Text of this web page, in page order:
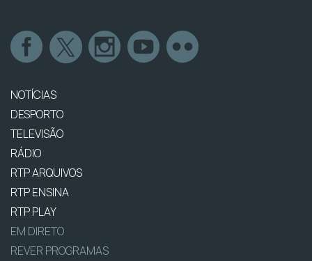
NOTÍCIAS
DESPORTO
TELEVISÃO
RÁDIO
RTP ARQUIVOS
RTP ENSINA
RTP PLAY
EM DIRETO
REVER PROGRAMAS